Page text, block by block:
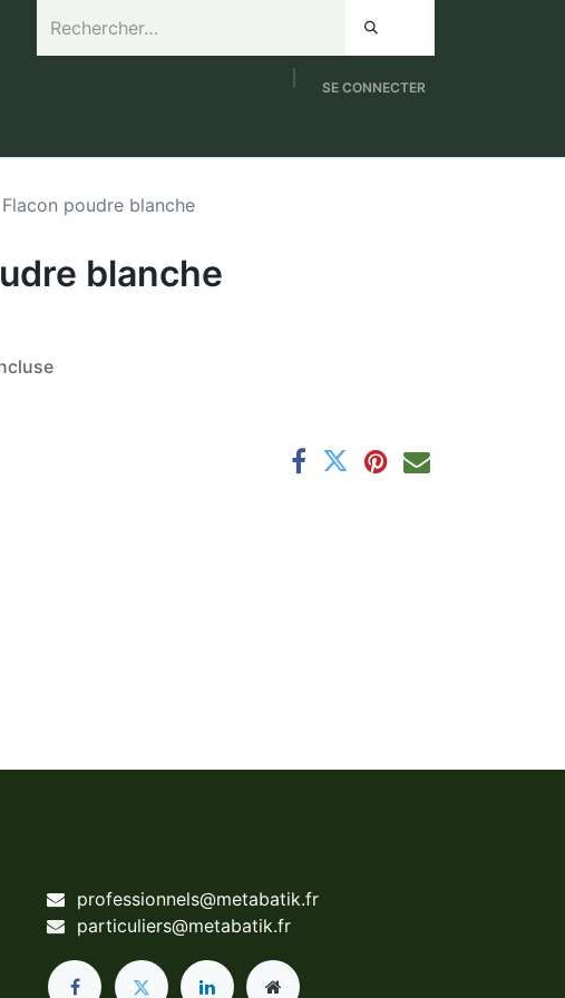
SE CONNECTER
Flacon poudre blanche
blanche
professionnels@metabatik.fr
particuliers@metabatik.fr